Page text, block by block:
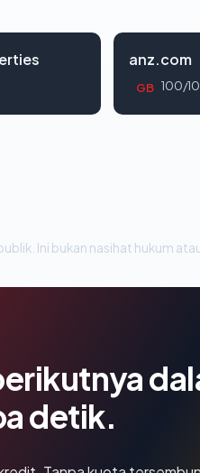
anz.com
GB 100/
Ini bukan nasihat hukum
detik.